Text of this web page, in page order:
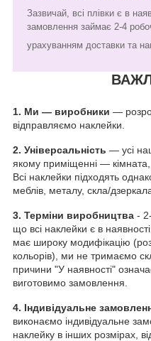
Зазвичай, всі плівки є в
замовлення займає 2-4
урахуванням доставки та
1. Ми — виробники —
відправляємо наклейки.
2. Універсальність — усі
якому приміщенні — кімната,
Всі наклейки підходять
меблів, металу, скла/
3. Терміни виробництва -
що всі наклейки є в
має широку модифікацію
кольорів), ми не тримаємо
причини "У наявності"
виготовимо замовлення.
4. Індивідуальне
виконаємо індивідуальне
наклейку в інших розмірах,